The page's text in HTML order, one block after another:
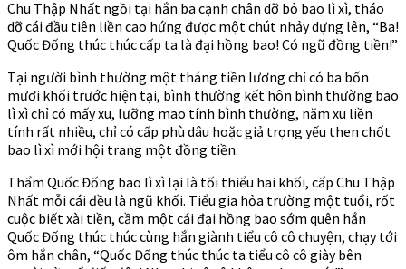
Chu Thập Nhất ngồi tại hắn ba cạnh chân dỡ bỏ bao lì xì, tháo
dỡ cái đầu tiên liền cao hứng được một chút nhảy dựng lên, “Ba!
Quốc Đống thúc thúc cấp ta là đại hồng bao! Có ngũ đồng tiền!”
Tại người bình thường một tháng tiền lương chỉ có ba bốn
mươi khối trước hiện tại, bình thường kết hôn bình thường bao
lì xì chỉ có mấy xu, lưỡng mao tính bình thường, năm xu liền
tính rất nhiều, chỉ có cấp phù dâu hoặc giả trọng yếu then chốt
bao lì xì mới hội trang một đồng tiền.
Thẩm Quốc Đống bao lì xì lại là tối thiểu hai khối, cấp Chu Thập
Nhất mỗi cái đều là ngũ khối. Tiểu gia hỏa trường một tuổi, rốt
cuộc biết xài tiền, cầm một cái đại hồng bao sớm quên hắn
Quốc Đống thúc thúc cùng hắn giành tiểu cô cô chuyện, chạy tới
ôm hắn chân, “Quốc Đống thúc thúc ta tiểu cô cô giày bên